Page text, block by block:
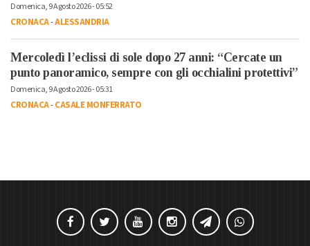
Domenica, 9 Agosto 2026 - 05:52
CRONACA-ALESSANDRIA
Mercoledì l’eclissi di sole dopo 27 anni: “Cercate un
punto panoramico, sempre con gli occhialini protettivi”
Domenica, 9 Agosto 2026 - 05:31
CRONACA-CASALE MONFERRATO